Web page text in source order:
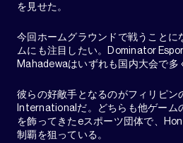
を見せた。
今回ホームグラウンドで戦うことに
ムにも注目したい。Dominator
Mahadewaはいずれも国内大会で多
彼らの好敵手となるのがフィリピン
Internationalだ。どちらも他ゲーム
を飾ってきたeスポーツ団体で、
制覇を狙っている。